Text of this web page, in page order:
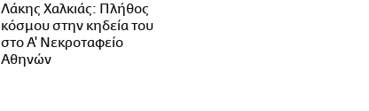
Λάκης Χαλκιάς: Πλήθος
κόσμου στην κηδεία του
στο Α' Νεκροταφείο
Αθηνών